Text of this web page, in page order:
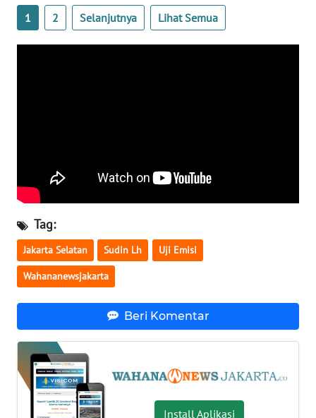
1 2 Selanjutnya Lihat Semua
Tag:
Jakarta Selatan Sudin Lh Uji Emisi
Wahananewsjakarta
Beri Komentar
Install Aplikasi
WN
SUMSEL
JATENG
NUSANTARA
WN
JOGJA
WN
BALI